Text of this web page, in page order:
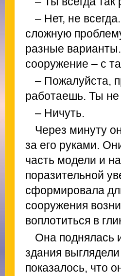
– Нет, не
сложную
разные
сооружение – с
– Пожалуйста,
работаешь. Ты
– Ничуть.
Через минуту
за его руками.
часть модели и
поразительной
сформировала
сооружения
воплотиться в
Она поднялась
здания
показалось, что